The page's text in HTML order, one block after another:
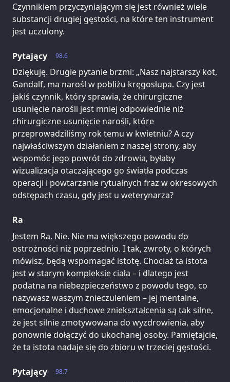
Czynnikiem przyczyniającym się jest również wiele
substancji drugiej gęstości, na które ten instrument
jest uczulony.
98.6
Pytający
Dziękuję. Drugie pytanie brzmi: „Nasz najstarszy kot,
Gandalf, ma narośl w pobliżu kręgosłupa. Czy jest
jakiś czynnik, który sprawia, że chirurgiczne
usunięcie narośli jest mniej odpowiednie niż
chirurgiczne usunięcie narośli, które
przeprowadziliśmy rok temu w kwietniu? A czy
najwłaściwszym działaniem z naszej strony, aby
wspomóc jego powrót do zdrowia, byłaby
wizualizacja otaczającego go światła podczas
operacji i powtarzanie rytualnych fraz w okresowych
odstępach czasu, gdy jest u weterynarza?
Ra
Jestem Ra. Nie. Nie ma większego powodu do
ostrożności niż poprzednio. I tak, zwroty, o których
mówisz, będą wspomagać istotę. Chociaż ta istota
jest w starym kompleksie ciała – i dlatego jest
podatna na niebezpieczeństwo z powodu tego, co
nazywasz waszym znieczuleniem – jej mentalne,
emocjonalne i duchowe zniekształcenia są tak silne,
że jest silnie zmotywowana do wyzdrowienia, aby
ponownie dołączyć do ukochanej osoby. Pamiętajcie,
że ta istota nadaje się do zbioru w trzeciej gęstości.
98.7
Pytający